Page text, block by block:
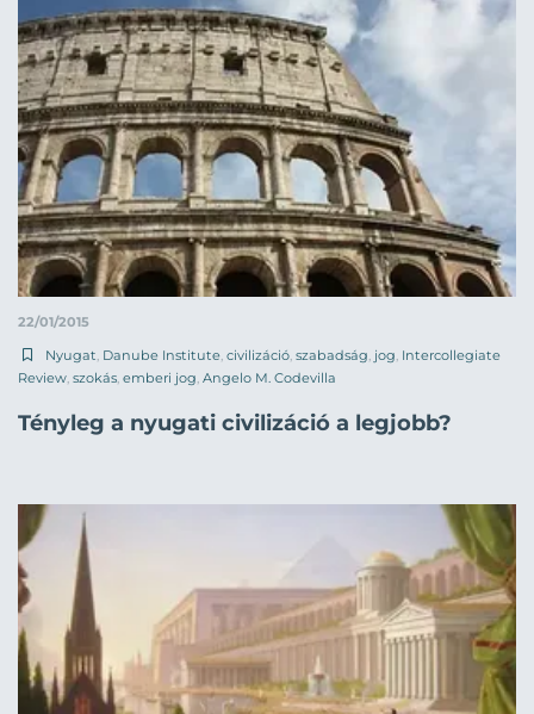
22/01/2015
Nyugat, Danube Institute, civilizáció, szabadság, jog, Intercollegiate
Review, szokás, emberi jog, Angelo M. Codevilla
Tényleg a nyugati civilizáció a legjobb?